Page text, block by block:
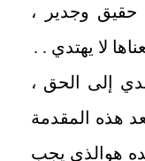
وجدير ،
لا يهتدي . .
إلى الحق ،
هذه المقدمة
هوالذي يجب